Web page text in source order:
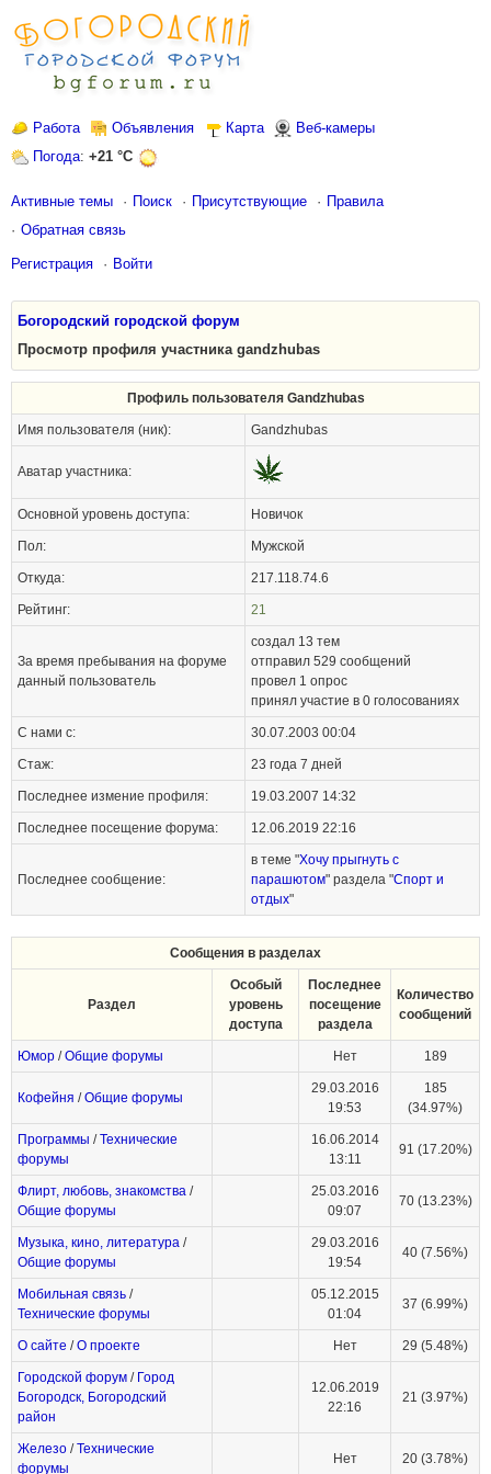
Работа Объявления Карта
Веб-камеры
Погода: +21 °C
Активные темы Поиск Присутствующие
Правила
Обратная связь
Регистрация Войти
Богородский городской форум
Просмотр профиля участника gandzhubas
Профиль пользователя Gandzhubas
Имя пользователя (ник): Gandzhubas
Аватар участника:
Основной уровень доступа: Новичок
Пол: Мужской
Откуда: 217.118.74.6
Рейтинг: 21
За время пребывания на форуме
данный пользователь
создал 13 тем
отправил 529 сообщений
провел 1 опрос
принял участие в 0 голосованиях
С нами с: 30.07.2003 00:04
Стаж: 23 года 7 дней
Последнее измение профиля: 19.03.2007 14:32
Последнее посещение форума: 12.06.2019 22:16
Последнее сообщение:
в теме "Хочу прыгнуть с
парашютом" раздела "Спорт и
отдых"
Сообщения в разделах
Раздел
Особый
уровень
доступа
Последнее
посещение
раздела
Количество
сообщений
Юмор /Общие форумы Нет 189
Кофейня /Общие форумы
29.03.2016
19:53
185
(34.97%)
Программы /Технические
форумы
16.06.2014
13:11
91 (17.20%)
Флирт, любовь, знакомства /
Общие форумы
25.03.2016
09:07
70 (13.23%)
Музыка, кино, литература /
Общие форумы
29.03.2016
19:54
40 (7.56%)
Мобильная связь /
Технические форумы
05.12.2015
01:04
37 (6.99%)
О сайте /О проекте Нет 29 (5.48%)
Городской форум / Город
Богородск, Богородский
район
12.06.2019
22:16
21 (3.97%)
Железо /Технические
форумы
Нет 20 (3.78%)